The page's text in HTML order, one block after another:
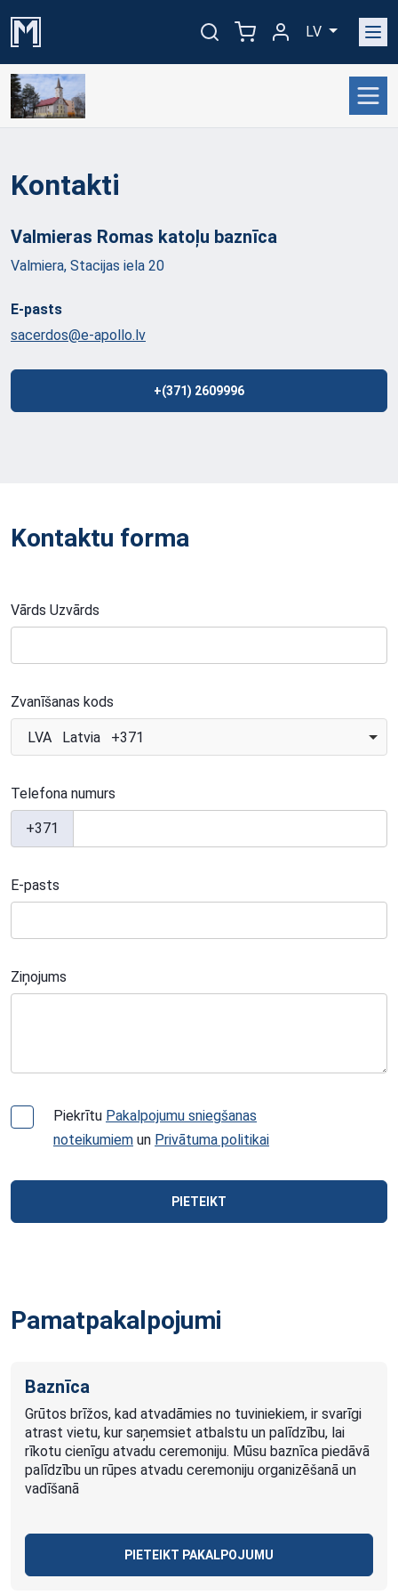
LV
Kontakti
Valmieras Romas katoļu baznīca
Valmiera, Stacijas iela 20
E-pasts
sacerdos@e-apollo.lv
+(371) 2609996
Kontaktu forma
Vārds Uzvārds
Zvanīšanas kods
LVA Latvia +371
Telefona numurs
+371
E-pasts
Ziņojums
Piekrītu Pakalpojumu sniegšanas
noteikumiem un Privātuma politikai
PIETEIKT
Pamatpakalpojumi
Baznīca
Grūtos brīžos, kad atvadāmies no tuviniekiem, ir svarīgi
atrast vietu, kur saņemsiet atbalstu un palīdzību, lai
rīkotu cienīgu atvadu ceremoniju. Mūsu baznīca piedāvā
palīdzību un rūpes atvadu ceremoniju organizēšanā un
vadīšanā
PIETEIKT PAKALPOJUMU